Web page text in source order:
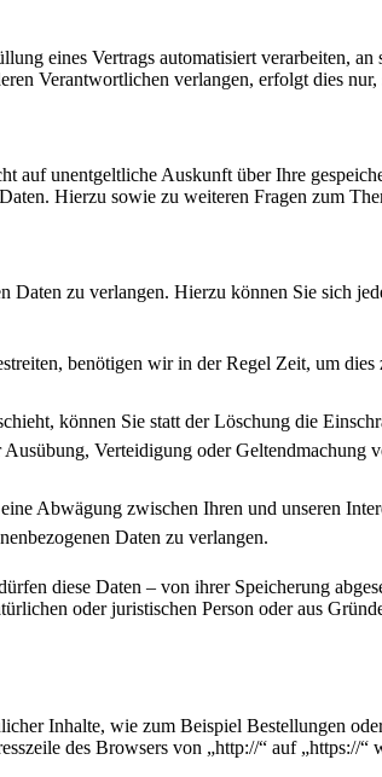
eines Vertrags automatisiert verarbeiten,
Verantwortlichen verlangen, erfolgt dies
auf unentgeltliche Auskunft über Ihre
Hierzu sowie zu weiteren Fragen zum
Daten zu verlangen. Hierzu können Sie sich
benötigen wir in der Regel Zeit, um
können Sie statt der Löschung die
Verteidigung oder Geltendmachung
Abwägung zwischen Ihren und unseren
Daten zu verlangen.
diese Daten – von ihrer Speicherung
oder juristischen Person oder aus
Inhalte, wie zum Beispiel Bestellungen
des Browsers von „http://“ auf „https://